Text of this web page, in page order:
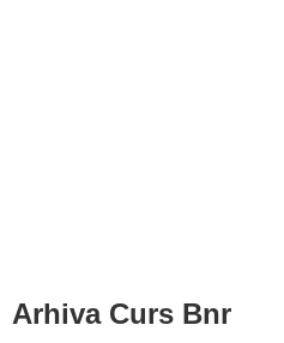
Arhiva Curs Bnr